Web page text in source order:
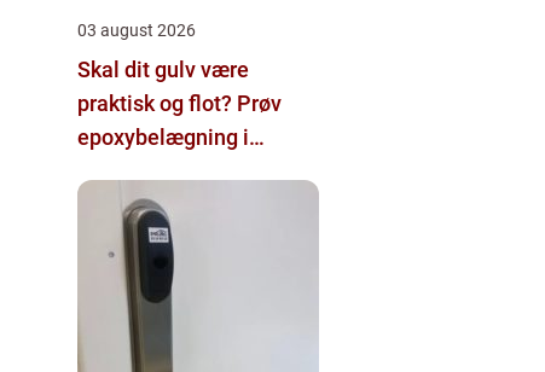
03 august 2026
Skal dit gulv være
praktisk og flot? Prøv
epoxybelægning i